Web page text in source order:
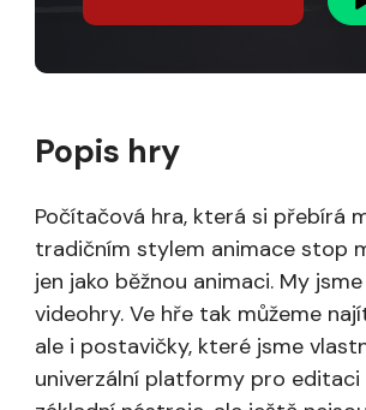
Popis hry
Počítačová hra, která si přebírá
tradičním stylem animace stop
jen jako běžnou animaci. My
videohry. Ve hře tak můžeme
ale i postavičky, které jsme
univerzální platformy pro